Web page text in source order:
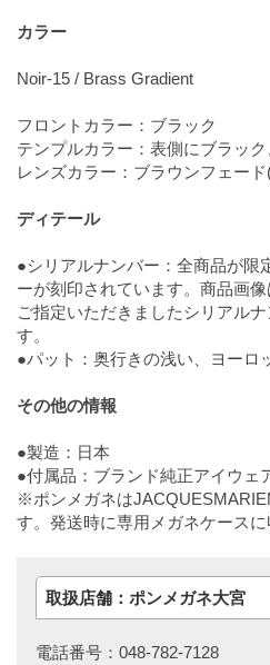
カラー
Noir-15 / Brass Gradient
フロントカラー：ブラック
テンプルカラー：表側にブラッ
レンズカラー：ブラウンフェー
ディテール
●シリアルナンバー：全商品が限
ーが刻印されています。商品画像
ご指定いただきましたシリアル
す。
●パット：奥行きの浅い、ヨーロ
その他の情報
●製造：日本
●付属品：ブランド純正アイウェ
※ポンメガネは
す。発送時に専用メガネケースに
取扱店舗：ポンメガネ大宮
電話番号：048-782-7128